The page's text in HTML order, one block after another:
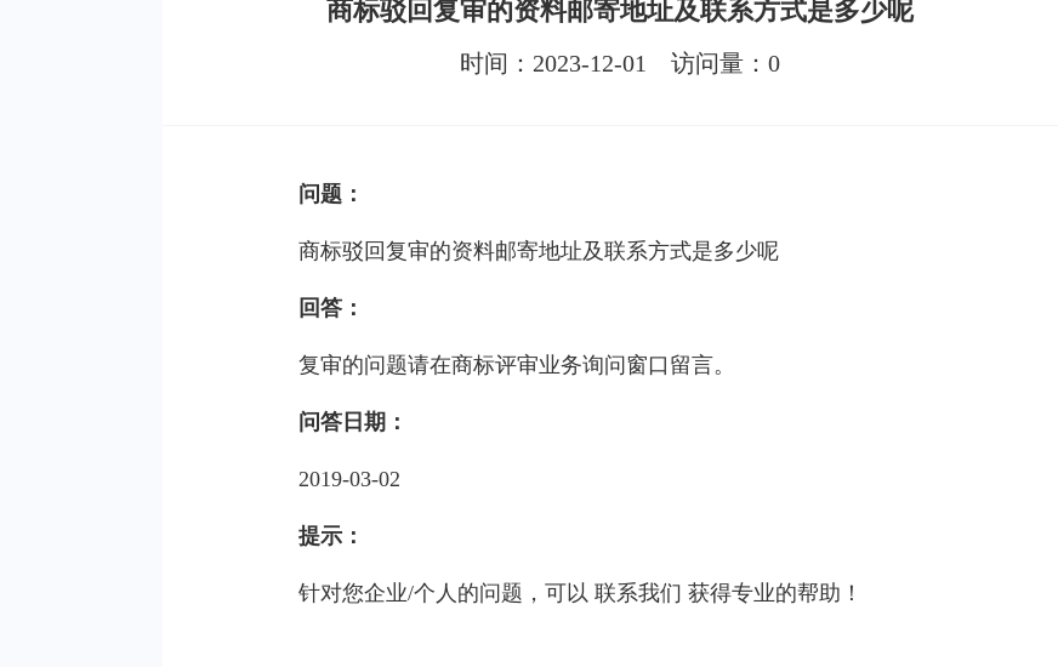
商标驳回复审的资料邮寄地址及联系方式是多少呢
时间：2023-12-01 访问量： 0
问题：
商标驳回复审的资料邮寄地址及联系方式是多少呢
回答：
复审的问题请在商标评审业务询问窗口留言。
问答日期：
2019-03-02
提示：
针对您企业/个人的问题，可以 联系我们 获得专业的帮助！